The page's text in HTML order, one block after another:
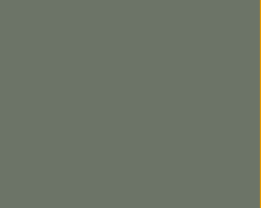
derBiobote/
www.instagram.com/